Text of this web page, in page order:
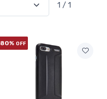
1 / 1
80% OFF